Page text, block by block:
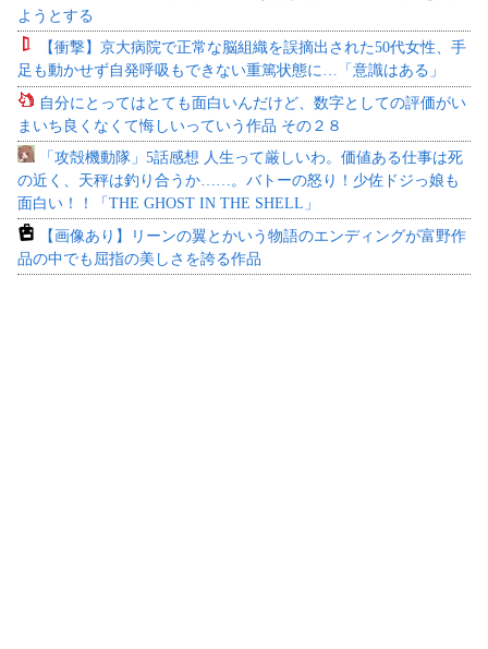
ようとする
【衝撃】京大病院で正常な脳組織を誤摘出された50代女性、手
足も動かせず自発呼吸もできない重篤状態に…「意識はある」
自分にとってはとても面白いんだけど、数字としての評価がい
まいち良くなくて悔しいっていう作品 その２８
「攻殻機動隊」5話感想 人生って厳しいわ。価値ある仕事は死
の近く、天秤は釣り合うか……。バトーの怒り！少佐ドジっ娘も
面白い！！「THE GHOST IN THE SHELL」
【画像あり】リーンの翼とかいう物語のエンディングが富野作
品の中でも屈指の美しさを誇る作品